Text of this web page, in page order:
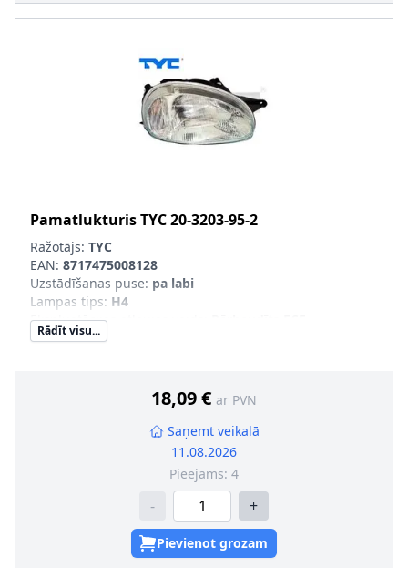
PamatlukturisTYC20-3203-95-2
Ražotājs: TYC
EAN: 8717475008128
Uzstādīšanas puse: pa labi
Lampas tips: H4
Ekspluatācijas atļaujas veids
Tr. līdzekļa aprīkojums
Rādīt visu...
18,09 € ar PVN
Saņemt veikalā
11.08.2026
Pieejams: 4
- +
Pievienot grozam